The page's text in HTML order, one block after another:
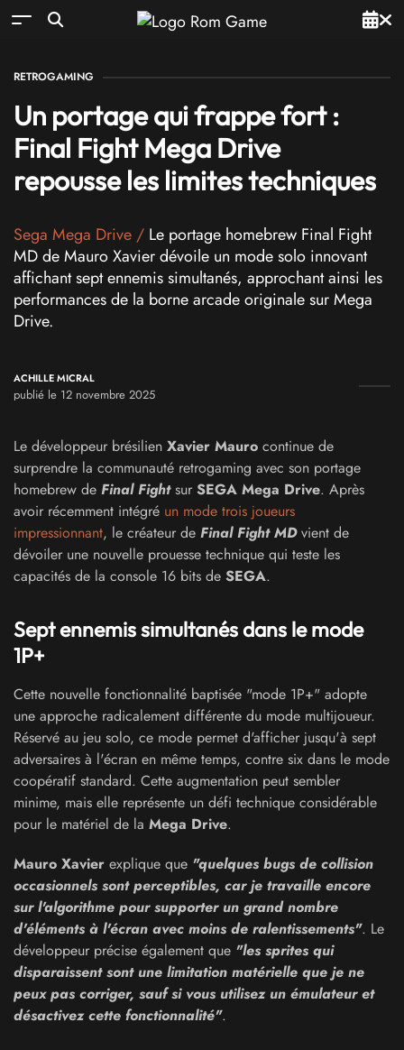
RETROGAMING
Un portage qui frappe fort :
Final Fight Mega Drive
repousse les limites techniques
Sega Mega Drive / Le portage homebrew Final Fight
MD de Mauro Xavier dévoile un mode solo innovant
affichant sept ennemis simultanés, approchant ainsi les
performances de la borne arcade originale sur Mega
Drive.
ACHILLE MICRAL
publié le 12 novembre 2025
Le développeur brésilien Xavier Mauro continue de
surprendre la communauté retrogaming avec son portage
homebrew de Final Fightsur SEGA Mega Drive. Après
avoir récemment intégré un mode trois joueurs
impressionnant, le créateur de Final Fight MDvient de
dévoiler une nouvelle prouesse technique qui teste les
capacités de la console 16 bits de SEGA.
Sept ennemis simultanés dans le mode
1P+
Cette nouvelle fonctionnalité baptisée "mode 1P+" adopte
une approche radicalement différente du mode multijoueur.
Réservé au jeu solo, ce mode permet d'afficher jusqu'à sept
adversaires à l'écran en même temps, contre six dans le mode
coopératif standard. Cette augmentation peut sembler
minime, mais elle représente un défi technique considérable
pour le matériel de la Mega Drive.
Mauro Xavier explique que "quelques bugs de collision
occasionnels sont perceptibles, car je travaille encore
sur l'algorithme pour supporter un grand nombre
d'éléments à l'écran avec moins de ralentissements". Le
développeur précise également que "les sprites qui
disparaissent sont une limitation matérielle que je ne
peux pas corriger, sauf si vous utilisez un émulateur et
désactivez cette fonctionnalité".